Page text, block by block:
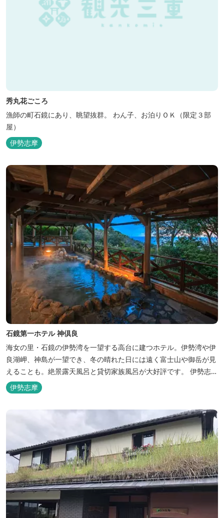
秀丸花ごころ
漁師の町石鏡にあり、眺望抜群。 わん子、お泊りＯＫ（限定３部
屋）
伊勢志摩
石鏡第一ホテル 神倶良
海女の里・石鏡の伊勢湾を一望する高台に建つホテル。伊勢湾や伊
良湖岬、神島が一望でき、冬の晴れた日には遠く富士山や御岳が見
えることも。絶景露天風呂と貸切家族風呂が大好評です。 伊勢志摩
の新鮮な海の幸をふんだんに使った味覚自慢の人情味あふれる温泉
宿です。
伊勢志摩